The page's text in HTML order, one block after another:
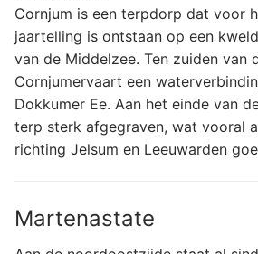
Cornjum is een terpdorp dat voor
jaartelling is ontstaan op een
van de Middelzee. Ten zuiden van
Cornjumervaart een
Dokkumer Ee. Aan het einde van
terp sterk afgegraven, wat vooral
richting Jelsum en Leeuwarden
Martenastate